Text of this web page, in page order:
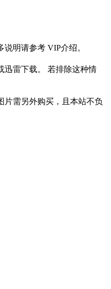
明请参考 VIP介绍。
迅雷下载。 若排除这种情
片需另外购买，且本站不负